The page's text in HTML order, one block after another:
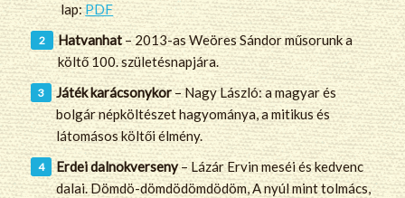
lap:PDF
Hatvanhat– 2013-as Weöres Sándor műsorunk a
költő 100. születésnapjára.
Játék karácsonykor– Nagy László: a magyar és
bolgár népköltészet hagyománya, a mitikus és
látomásos költői élmény.
Erdei dalnokverseny– Lázár Ervin meséi és kedvenc
dalai. Dömdö-dömdödömdödöm, A nyúl mint tolmács,